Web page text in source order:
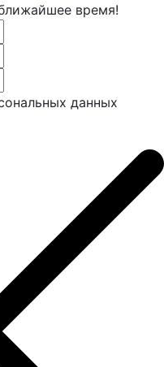
время!
данных